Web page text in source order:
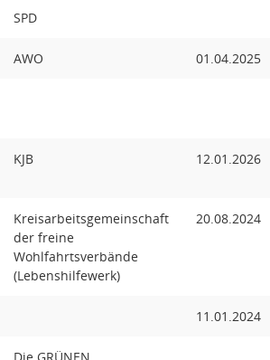
SPD
AWO 01.04.2025
KJB 12.01.2026
Kreisarbeitsgemeinschaft
der freine
Wohlfahrtsverbände
(Lebenshilfewerk)
20.08.2024
11.01.2024